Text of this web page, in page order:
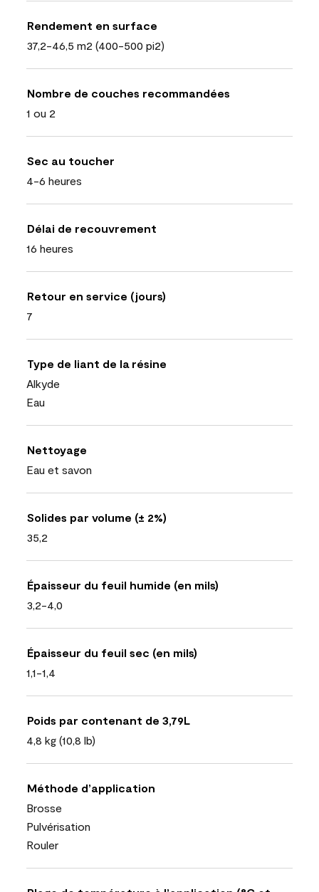
Rendement en surface
37,2-46,5 m2 (400-500 pi2)
Nombre de couches recommandées
1 ou 2
Sec au toucher
4-6 heures
Délai de recouvrement
16 heures
Retour en service (jours)
7
Type de liant de la résine
Alkyde
Eau
Nettoyage
Eau et savon
Solides par volume (± 2%)
35,2
Épaisseur du feuil humide (en mils)
3,2-4,0
Épaisseur du feuil sec (en mils)
1,1-1,4
Poids par contenant de 3,79L
4,8 kg (10,8 lb)
Méthode d’application
Brosse
Pulvérisation
Rouler